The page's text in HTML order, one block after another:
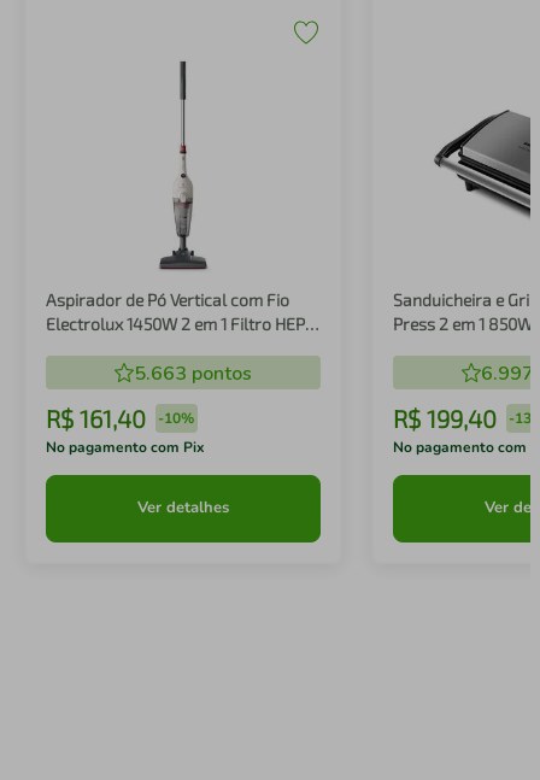
Aspirador de Pó Vertical com Fio
Electrolux 1450W 2 em 1 Filtro HEPA
5.663 pontos
R$ 161,40 -10%
No pagamento com Pix
Ver detalhes
Sanduicheira e
Press 2 em 1 850W
6.997
R$ 199,40 -
No pagamento com
Ver